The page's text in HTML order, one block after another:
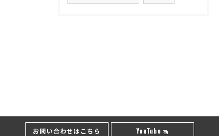
お問い合わせはこちら YouTube